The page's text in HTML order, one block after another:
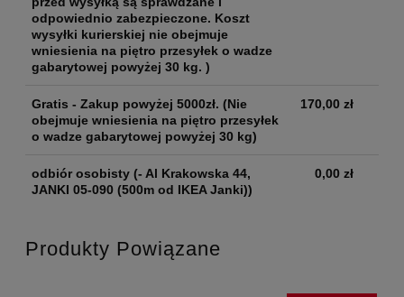
odpowiednio zabezpieczone. Koszt
wysyłki kurierskiej nie obejmuje
wniesienia na piętro przesyłek o wadze
gabarytowej powyżej 30 kg. )
Gratis - Zakup powyżej 5000zł. (Nie
obejmuje wniesienia na piętro przesyłek
o wadze gabarytowej powyżej 30 kg)
170,00 zł
odbiór osobisty (- Al Krakowska 44,
JANKI 05-090 (500m od IKEA Janki))
0,00 zł
Produkty Powiązane